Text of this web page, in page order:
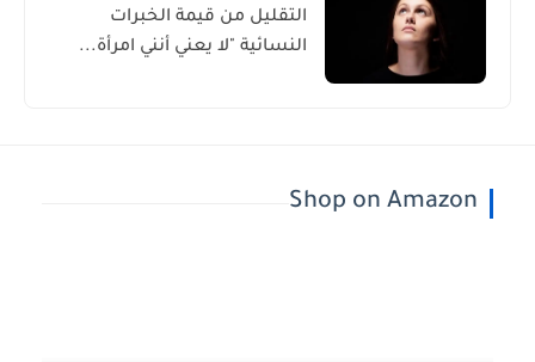
التقليل من قيمة الخبرات
النسائية "لا يعني أنني امرأة...
Shop on Amazon